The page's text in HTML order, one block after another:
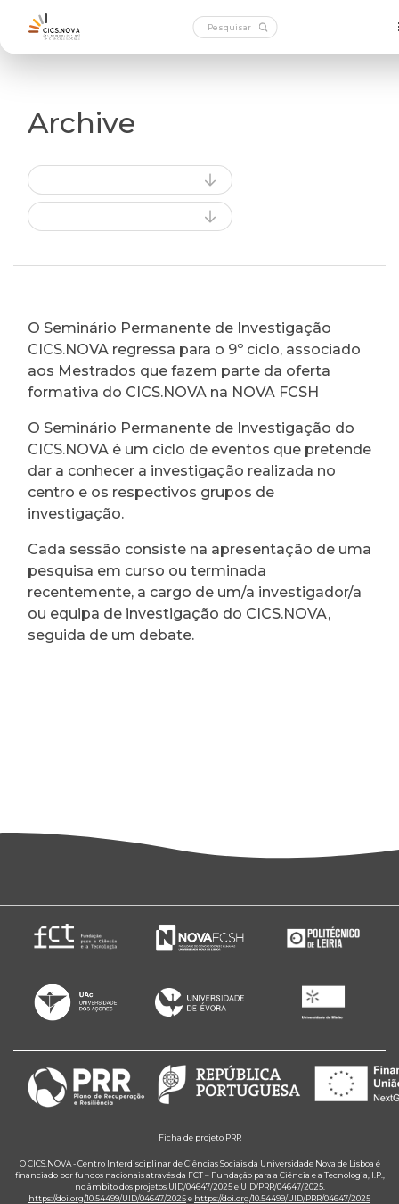
Archive
O Seminário Permanente de Investigação
CICS.NOVA regressa para o 9º ciclo, associado
aos Mestrados que fazem parte da oferta
formativa do CICS.NOVA na NOVA FCSH
O Seminário Permanente de Investigação do
CICS.NOVA é um ciclo de eventos que pretende
dar a conhecer a investigação realizada no
centro e os respectivos grupos de
investigação.
Cada sessão consiste na apresentação de uma
pesquisa em curso ou terminada
recentemente, a cargo de um/a investigador/a
ou equipa de investigação do CICS.NOVA,
seguida de um debate.
Ficha de projeto PRR
O CICS.NOVA - Centro Interdisciplinar de Ciências Sociais da Universidade Nova de Lisboa é
financiado por fundos nacionais através da FCT – Fundação para a Ciência e a Tecnologia, I.P.,
no âmbito dos projetos UID/04647/2025 e UID/PRR/04647/2025.
https://doi.org/10.54499/UID/04647/2025e https://doi.org/10.54499/UID/PRR/04647/2025